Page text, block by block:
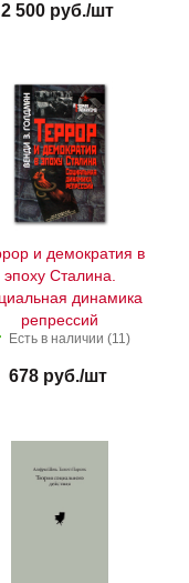
2 500 руб./шт
и демократия в
эпоху Сталина.
динамика
репрессий
Есть в наличии (11)
678руб./шт